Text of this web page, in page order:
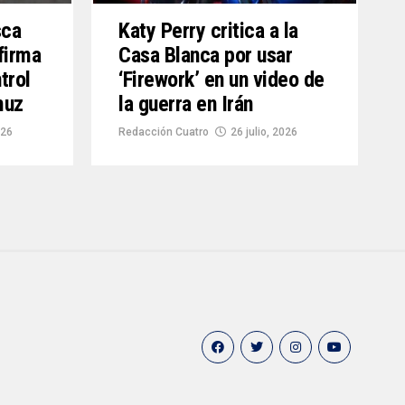
Katy Perry critica a la
Casa Blanca por usar
‘Firework’ en un video de
la guerra en Irán
Redacción Cuatro 26 julio, 2026